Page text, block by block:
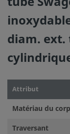
diam. ext.
Attribut
Matériau du
Traversant